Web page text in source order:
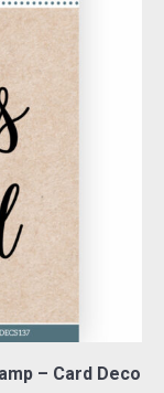
– Card Deco